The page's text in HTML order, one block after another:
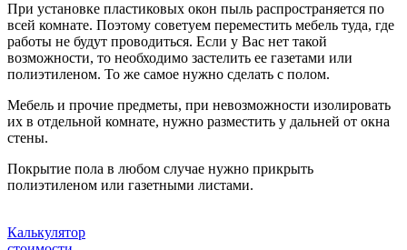
При установке пластиковых окон пыль распространяется по
всей комнате. Поэтому советуем переместить мебель туда, где
работы не будут проводиться. Если у Вас нет такой
возможности, то необходимо застелить ее газетами или
полиэтиленом. То же самое нужно сделать с полом.
Мебель и прочие предметы, при невозможности изолировать
их в отдельной комнате, нужно разместить у дальней от окна
стены.
Покрытие пола в любом случае нужно прикрыть
полиэтиленом или газетными листами.
Калькулятор